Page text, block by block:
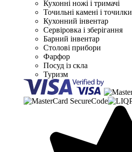
Кухонні ножі і тримачі
Точильні камені і точилки
Кухонний інвентар
Сервіровка і зберігання
Барний інвентар
Столові прибори
Фарфор
Посуд із скла
Туризм